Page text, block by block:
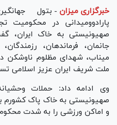
خبرگزاری میزان - بتول
پارادوومیدانی در محکومیت
صهیونیستی به خاک ایران،
جانمان، فرماندهان،
میناب، شهدای مظلوم ناوشکن
ملت شریف ایران عزیز اسلامی
وی ادامه داد: حملات
صهیونیستی به خاک پاک کشورم
و اماکن ورزشی را به شدت